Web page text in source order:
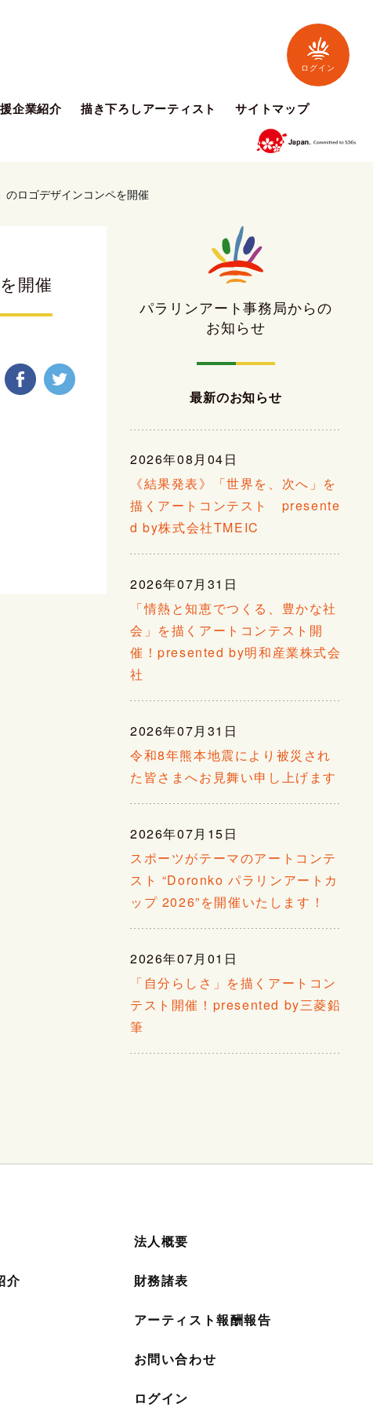
企業紹介 描き下ろしアーティスト サイトマップ
ログイン
のロゴデザインコンペを開催
開催
パラリンアート事務局からの
お知らせ
最新のお知らせ
2026年08月04日
《結果発表》「世界を、次へ」を
描くアートコンテスト presente
d by株式会社TMEIC
2026年07月31日
「情熱と知恵でつくる、豊かな社
会」を描くアートコンテスト開
催！presented by明和産業株式会
社
2026年07月31日
令和8年熊本地震により被災され
た皆さまへお見舞い申し上げます
2026年07月15日
スポーツがテーマのアートコンテ
スト “Doronko パラリンアートカ
ップ 2026”を開催いたします！
2026年07月01日
「自分らしさ」を描くアートコン
テスト開催！presented by三菱鉛
筆
介
法人概要
財務諸表
アーティスト報酬報告
お問い合わせ
ログイン